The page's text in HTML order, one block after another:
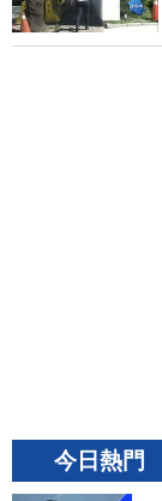
今日熱門